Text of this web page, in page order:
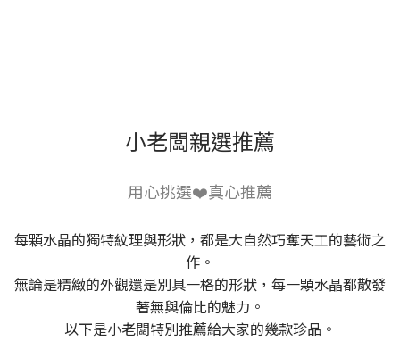
小老闆親選推薦
用心挑選❤️真心推薦
每顆水晶的獨特紋理與形狀，都是大自然巧奪天工的藝術之
作。
無論是精緻的外觀還是別具一格的形狀，每一顆水晶都散發
著無與倫比的魅力。
以下是小老闆特別推薦給大家的幾款珍品。